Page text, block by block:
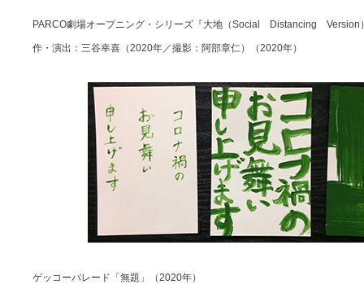
PARCO劇場オープニング・シリーズ『大地（Social Distancing Version
作・演出：三谷幸喜（2020年／撮影：阿部章仁）（2020年）
ゲッコーパレード「無題」（2020年）